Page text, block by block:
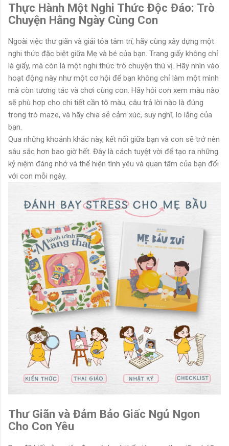
Thực Hành Một Nghi Thức Độc Đáo: Trò
Chuyện Hằng Ngày Cùng Con
Ngoài việc thư giãn và giải tỏa tâm trí, hãy cùng xây dựng một
nghi thức đặc biệt giữa Mẹ và bé của bạn. Trang giấy không chỉ
là giấy, mà còn là một nghi thức trò chuyện thú vị. Hãy nhìn vào
hoạt động này như một cơ hội để bạn không chỉ làm một mình
mà còn tương tác và chơi cùng con. Hãy hỏi con xem màu nào
sẽ phù hợp cho chi tiết cần tô màu, câu trả lời nào là đúng
trong trò maze, và hãy chia sẻ cảm xúc, suy nghĩ, lo lắng của
bạn.
Qua những khoảnh khắc này, kết nối giữa bạn và con sẽ trở nên
sâu sắc hơn bao giờ hết. Đây là cách tuyệt vời để tạo ra những
kỷ niệm đáng nhớ và thể hiện tình yêu và quan tâm của bạn đối
với con mỗi ngày.
Thư Giãn và Đảm Bảo Giấc Ngủ Ngon
Cho Con Yêu